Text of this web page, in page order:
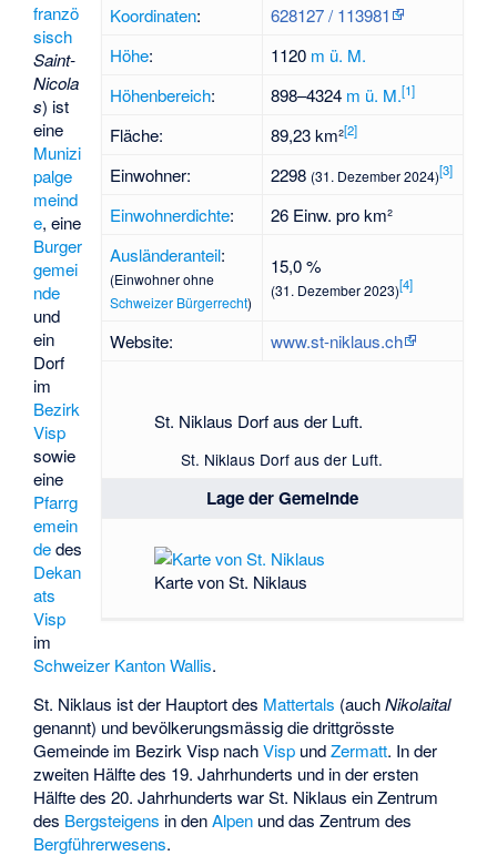
Koordinaten: 628127/113981
Höhe: 1120 m ü. M.
Höhenbereich: 898–4324 m ü. M.[1]
Fläche: 89,23 km²[2]
Einwohner: 2298 (31. Dezember 2024)[3]
Einwohnerdichte:
26 Einw. pro km²
Ausländeranteil:
(Einwohner ohne
Schweizer Bürgerrecht)
15,0 %
(31. Dezember 2023)[4]
Website: www.st-niklaus.ch
St. Niklaus Dorf aus der Luft.
St. Niklaus Dorf aus der Luft.
Lage der Gemeinde
Karte von St. Niklaus
franzö
sisch
Saint-
Nicola
s) ist
eine
Munizi
palge
meind
e, eine
Burger
gemei
nde
und
ein
Dorf
im
Bezirk
Visp
sowie
eine
Pfarrg
emein
dedes
Dekan
ats
Visp
im
Schweizer Kanton Wallis.
St. Niklaus ist der Hauptort des Mattertals (auchNikolaital
genannt) und bevölkerungsmässig die drittgrösste
Gemeinde im Bezirk Visp nachVisp undZermatt. In der
zweiten Hälfte des 19. Jahrhunderts und in der ersten
Hälfte des 20. Jahrhunderts war St. Niklaus ein Zentrum
des Bergsteigens in denAlpen und das Zentrum des
Bergführerwesens.